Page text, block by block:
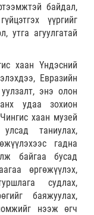
байдал,
үүргийг
утга агуулгатай
хаан Үндэсний
Евразийн
энэ олон
удаа зохион
хаан музей
таниулах,
гадна
байгаа бусад
өргөжүүлэх,
судлах,
баяжуулах,
нээж өгч